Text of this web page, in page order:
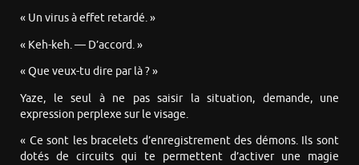
« Un virus à effet retardé. »
« Keh-keh. — D’accord. »
« Que veux-tu dire par là ? »
Yaze, le seul à ne pas saisir la situation, demande, une
expression perplexe sur le visage.
« Ce sont les bracelets d’enregistrement des démons. Ils sont
dotés de circuits qui te permettent d’activer une magie